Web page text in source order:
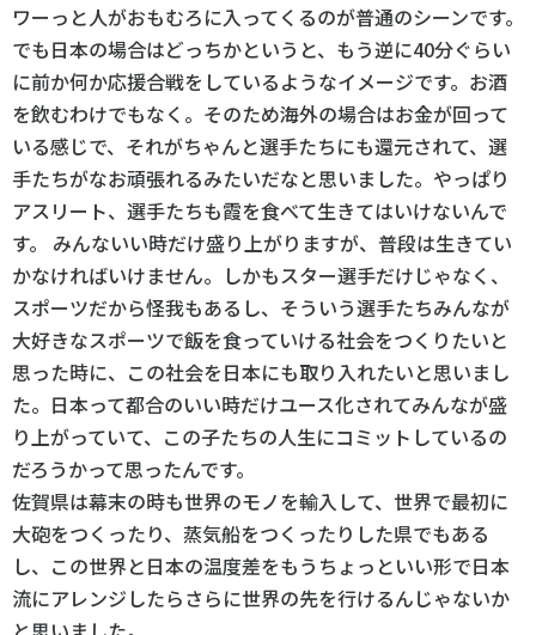
ワーっと人がおもむろに入ってくるのが普通のシーンです。
でも日本の場合はどっちかというと、もう逆に40分ぐらい
に前か何か応援合戦をしているようなイメージです。お酒
を飲むわけでもなく。そのため海外の場合はお金が回って
いる感じで、それがちゃんと選手たちにも還元されて、選
手たちがなお頑張れるみたいだなと思いました。やっぱり
アスリート、選手たちも霞を食べて生きてはいけないんで
す。 みんないい時だけ盛り上がりますが、普段は生きてい
かなければいけません。しかもスター選手だけじゃなく、
スポーツだから怪我もあるし、そういう選手たちみんなが
大好きなスポーツで飯を食っていける社会をつくりたいと
思った時に、この社会を日本にも取り入れたいと思いまし
た。日本って都合のいい時だけユース化されてみんなが盛
り上がっていて、この子たちの人生にコミットしているの
だろうかって思ったんです。
佐賀県は幕末の時も世界のモノを輸入して、世界で最初に
大砲をつくったり、蒸気船をつくったりした県でもある
し、この世界と日本の温度差をもうちょっといい形で日本
流にアレンジしたらさらに世界の先を行けるんじゃないか